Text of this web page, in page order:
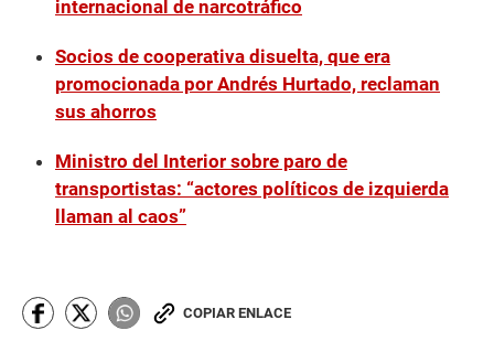
internacional de narcotráfico
Socios de cooperativa disuelta, que era
promocionada por Andrés Hurtado, reclaman
sus ahorros
Ministro del Interior sobre paro de
transportistas: “actores políticos de izquierda
llaman al caos”
COPIAR ENLACE